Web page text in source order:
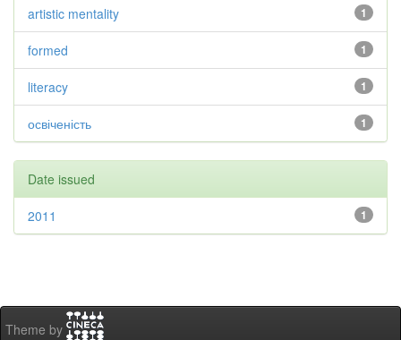
1
artistic mentality
1
formed
1
literacy
1
освіченість
Date issued
1
2011
Theme by